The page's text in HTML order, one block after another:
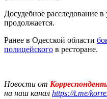
Досудебное расследование
продолжается.
Ранее в Одесской области
полицейского в ресторане.
Новости от
на наш канал https://t.me/